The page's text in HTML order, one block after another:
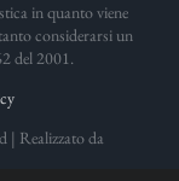
in quanto viene
considerarsi un
del 2001.
| Realizzato da